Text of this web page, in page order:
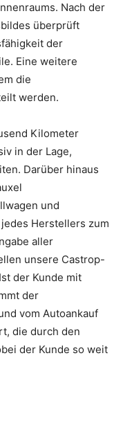
Nach der
überprüft
der
Eine weitere
die
werden.
Kilometer
in der Lage,
Darüber hinaus
und
Herstellers zum
aller
unsere Castrop-
der Kunde mit
der
vom Autoankauf
die durch den
der Kunde so weit